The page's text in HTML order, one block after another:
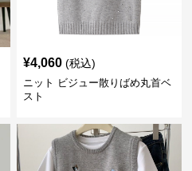
¥4,060 (税込)
ニット ビジュー散りばめ丸首ベ
スト